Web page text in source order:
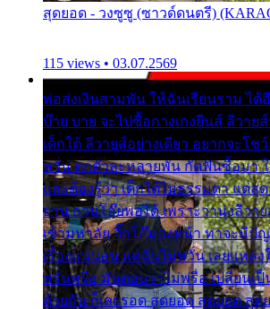
สุดยอด - วงซูซู (ซาวด์ดนตรี)
115 views • 03.07.2569
พ่อส่งเงินสามพัน ให้ฉันเรียนราม ไ
บ๊าย บาย จะไปซื้อกางเกงยีนส์ ลีวายส์
เด็กใต้ ลีวายส์อย่างเดียว อยากจะโช
หวั่น ตกตัวละหลายพัน กัดฟันซื้อมา ใ
และต้องรู้ว่า เด็กใต้ไม่ธรรมดา แต่สุด
ยวน กวนโอ๊ยพอได้ เพราะว่านุ่งลีวา
เข้ามหาลัย จิ๊กโก๊มองหน้า ท่าจะมีปั
เรื่องแน่นอน แต่ฉันไม่หวั่น เลยแหล
พรั่นพรือ มันตอบว่าไม่พรื่อ เปลี่ยนเป็
ด้วยกัน ก็เลยรอด สุดยอด สุดยอด สุ